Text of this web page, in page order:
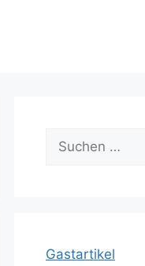
Suche
nach:
Gastartikel